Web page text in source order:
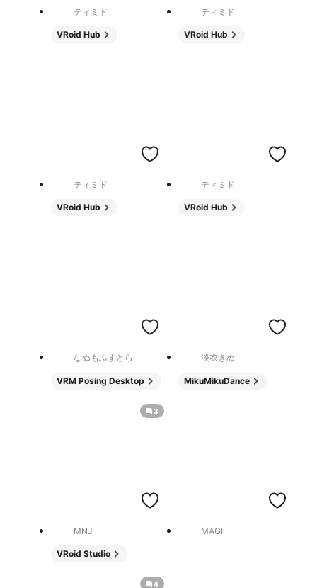
ティミド
VRoid Hub
ティミド
VRoid Hub
ティミド
VRoid Hub
ティミド
VRoid Hub
なぬもふすとら
VRM Posing Desktop
淡衣きぬ
MikuMikuDance
3
MNJ
VRoid Studio
MAGI
4